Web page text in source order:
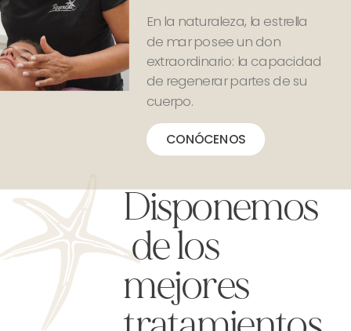
CONÓCENOS
En la naturaleza, la estrella
de mar posee un don
extraordinario: la capacidad
de regenerar partes de su
cuerpo.
Disponemos
de los
mejores